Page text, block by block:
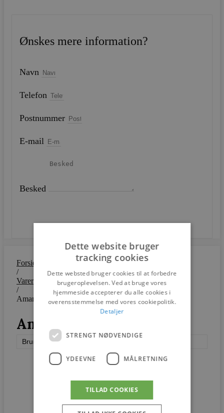
Ønskes mere information?
Navn
Telefon
Postnummer
E-mail
Besked
Forside
/
Varer
/
Amanda
Amanda
Brunstad
Dette website bruger
tracking cookies
Dette websted bruger cookies til at forbedre
brugeroplevelsen. Ved at bruge vores
hjemmeside accepterer du alle cookies i
overensstemmelse med vores cookiepolitik.
Detaljer
STRENGT NØDVENDIGE
YDEEVNE MÅLRETNING
TILLAD COOKIES